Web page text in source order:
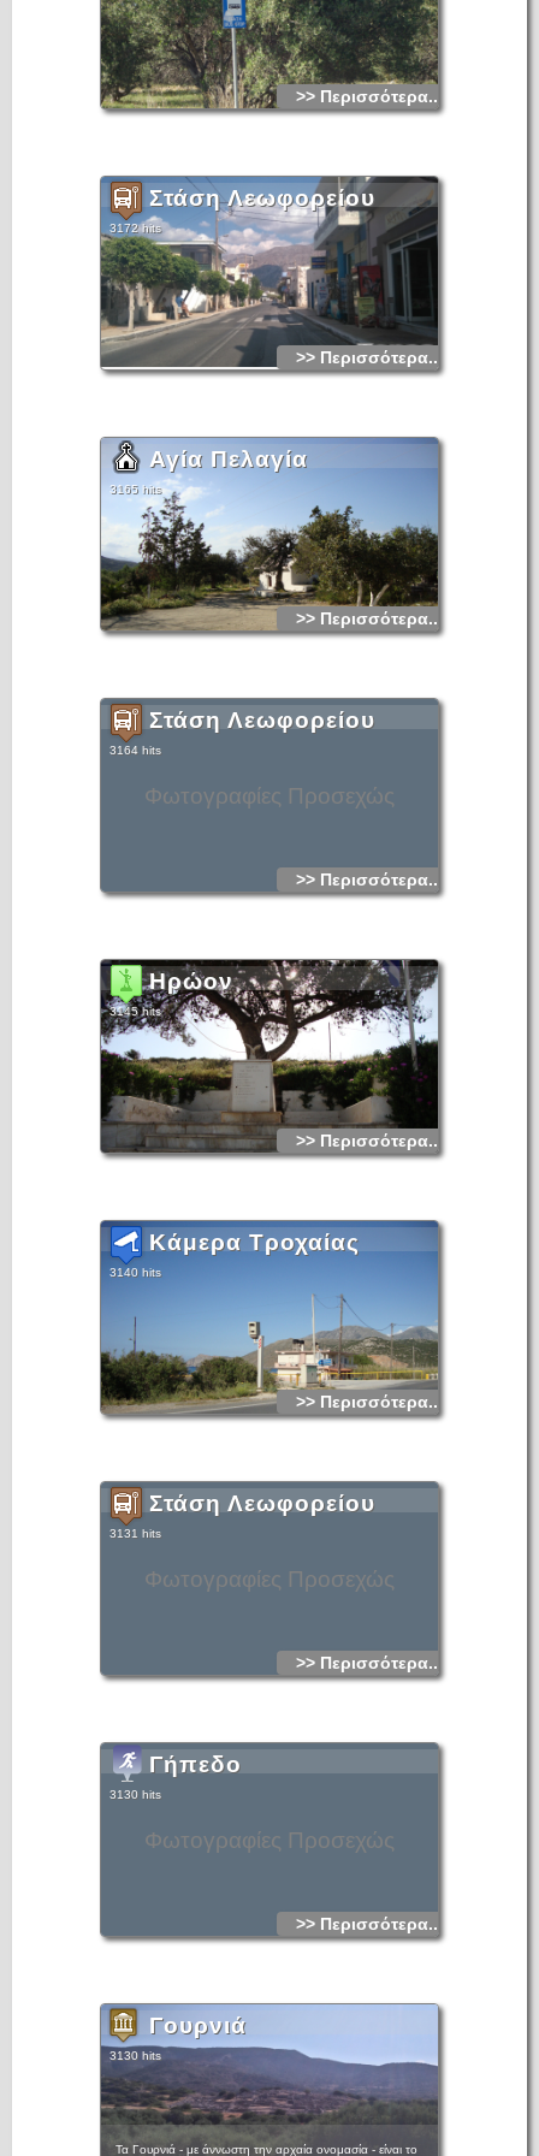
>> Περισσότερα...
Στάση Λεωφορείου
3172 hits
>> Περισσότερα...
Αγία Πελαγία
3165 hits
>> Περισσότερα...
Φωτογραφίες Προσεχώς
Στάση Λεωφορείου
3164 hits
>> Περισσότερα...
Ηρώον
3145 hits
>> Περισσότερα...
Κάμερα Τροχαίας
3140 hits
>> Περισσότερα...
Φωτογραφίες Προσεχώς
Στάση Λεωφορείου
3131 hits
>> Περισσότερα...
Φωτογραφίες Προσεχώς
Γήπεδο
3130 hits
>> Περισσότερα...
Γουρνιά
3130 hits
Τα Γουρνιά - με άννωστη την αρχαία ονομασία - είναι το